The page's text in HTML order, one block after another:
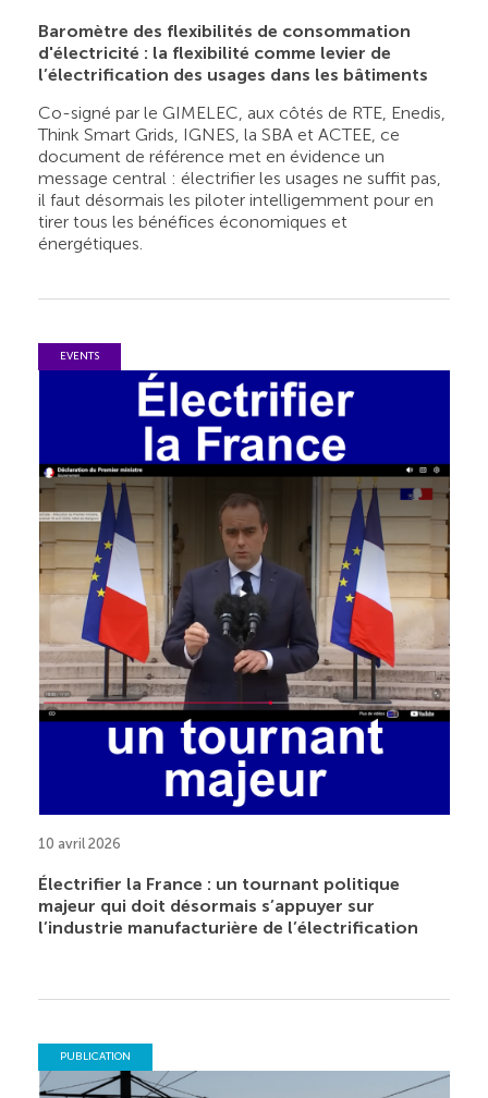
Baromètre des flexibilités de consommation
d'électricité : la flexibilité comme levier de
l’électrification des usages dans les bâtiments
Co-signé par le GIMELEC, aux côtés de RTE, Enedis,
Think Smart Grids, IGNES, la SBA et ACTEE, ce
document de référence met en évidence un
message central : électrifier les usages ne suffit pas,
il faut désormais les piloter intelligemment pour en
tirer tous les bénéfices économiques et
énergétiques.
EVENTS
10 avril 2026
Électrifier la France : un tournant politique
majeur qui doit désormais s’appuyer sur
l’industrie manufacturière de l’électrification
PUBLICATION